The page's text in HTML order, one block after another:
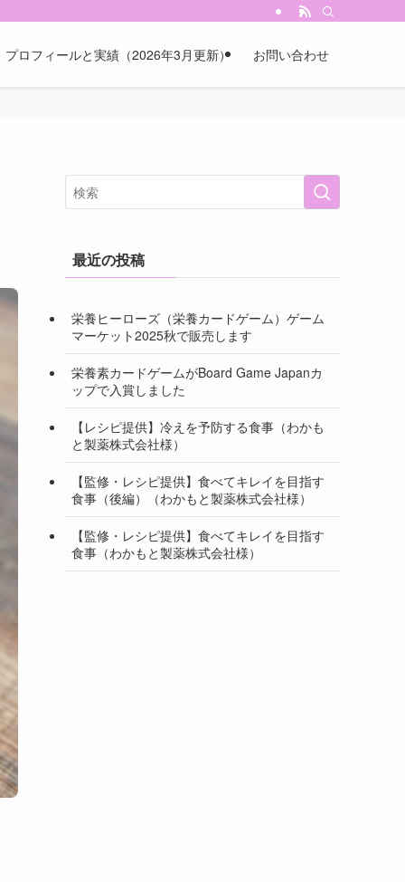
プロフィールと実績（2026年3月更新） お問い合わせ
最近の投稿
栄養ヒーローズ（栄養カードゲーム）ゲーム
マーケット2025秋で販売します
栄養素カードゲームがBoard Game Japanカ
ップで入賞しました
【レシピ提供】冷えを予防する食事（わかも
と製薬株式会社様）
【監修・レシピ提供】食べてキレイを目指す
食事（後編）（わかもと製薬株式会社様）
【監修・レシピ提供】食べてキレイを目指す
食事（わかもと製薬株式会社様）